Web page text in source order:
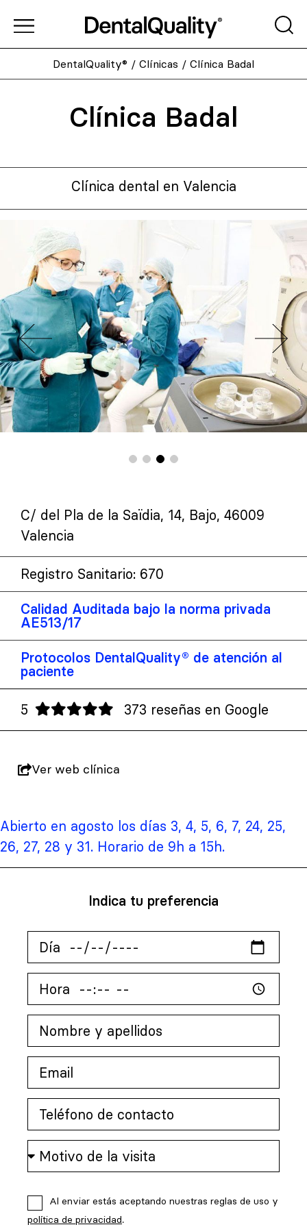
DentalQuality® / Clínicas / Clínica Badal
Clínica Badal
Clínica dental en Valencia
C/ del Pla de la Saïdia, 14, Bajo, 46009
Valencia
Registro Sanitario: 670
Calidad Auditada bajo la norma privada
AE513/17
Protocolos DentalQuality® de atención al
paciente
5 373 reseñas en Google
Ver web clínica
Abierto en agosto los días 3, 4, 5, 6, 7, 24, 25,
26, 27, 28 y 31. Horario de 9h a 15h.
Indica tu preferencia
Al enviar estás aceptando nuestras reglas de uso y
política de privacidad.